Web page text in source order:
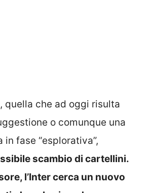
quella che ad oggi risulta
o comunque una
in fase “esplorativa”,
scambio di cartellini.
l’Inter cerca un nuovo